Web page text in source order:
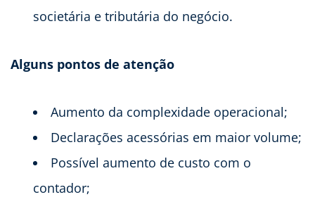
societária e tributária do negócio.
Alguns pontos de atenção
Aumento da complexidade operacional;
Declarações acessórias em maior volume;
Possível aumento de custo com o
contador;